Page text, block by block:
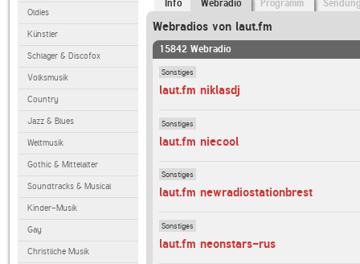
Oldies
Künstler
Schlager & Discofox
Volksmusik
Country
Jazz & Blues
Weltmusik
Gothic & Mittelalter
Soundtracks & Musical
Kinder-Musik
Gay
Christliche Musik
Info Webradio Programm
Webradios von laut.fm
15842 Webradio
Sonstiges
laut.fm niklasdj
Sonstiges
laut.fm niecool
Sonstiges
laut.fm newradiostationbrest
Sonstiges
laut.fm neonstars-rus